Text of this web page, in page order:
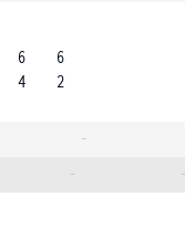
6
4
6
2
-
-